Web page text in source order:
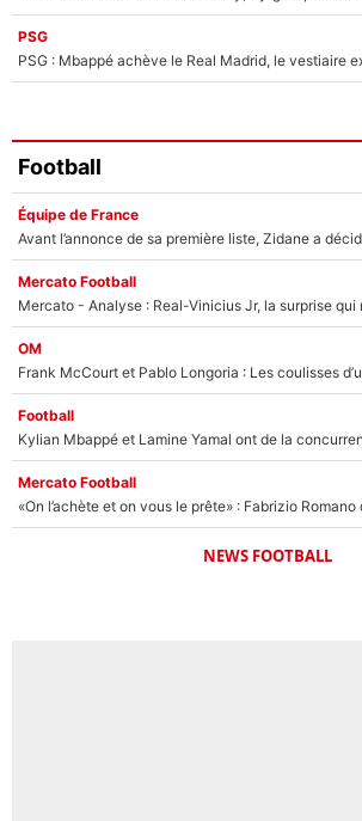
PSG
PSG : Mbappé achève le Real Madrid, le vestiaire
Football
Équipe de France
Mercato Football
Mercato - Analyse : Real-Vinicius Jr, la surprise qui
OM
Football
Mercato Football
NEWS FOOTBALL